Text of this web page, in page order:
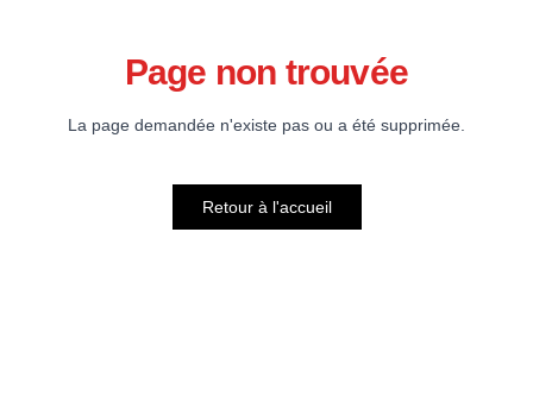
Page non trouvée
La page demandée n'existe pas ou a été supprimée.
Retour à l'accueil